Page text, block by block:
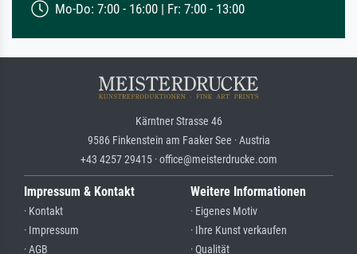
Mo-Do: 7:00 - 16:00 | Fr: 7:00 - 13:00
Kärntner Strasse 46
9586 Finkenstein am Faaker See · Austria
+43 4257 29415 · office@meisterdrucke.com
Impressum & Kontakt
· Kontakt
· Impressum
· AGB
Weitere Informationen
· Eigenes Motiv
· Ihre Kunst verkaufen
· Qualität